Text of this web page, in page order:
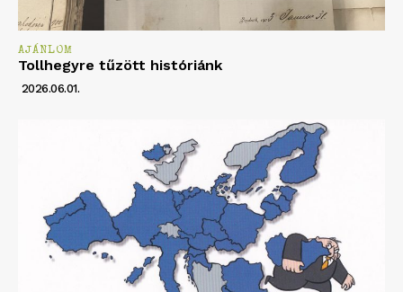
AJÁNLOM
Tollhegyre tűzött históriánk
2026.06.01.